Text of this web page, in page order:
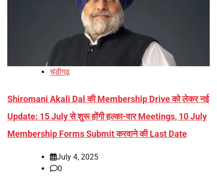
चंडीगढ़
Shiromani Akali Dal की Membership Drive को लेकर नई
Update: 15 July से शुरू होंगी हल्का-वार Meetings, 10 July
Membership Forms Submit करवाने की Last Date
July 4, 2025
0